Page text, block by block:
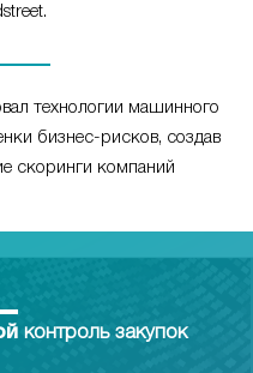
технологии машинного
бизнес-рисков, создав
скоринги компаний
контроль закупок